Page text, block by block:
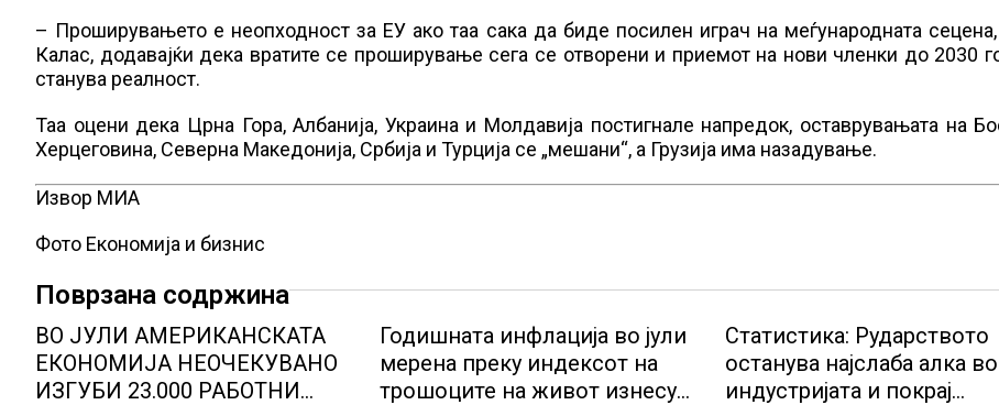
– Проширувањето е неопходност за ЕУ ако таа сака да биде посилен играч на меѓународната
Калас, додавајќи дека вратите се проширување сега се отворени и приемот на нови членки до 2030
станува реалност.
Таа оцени дека Црна Гора, Албанија, Украина и Молдавија постигнале напредок, оставрувањата на
Херцеговина, Северна Македонија, Србија и Турција се „мешани“, а Грузија има назадување.
Извор МИА
Фото Економија и бизнис
Поврзана содржина
ВО ЈУЛИ АМЕРИКАНСКАТА
ЕКОНОМИЈА НЕОЧЕКУВАНО
ИЗГУБИ 23.000 РАБОТНИ
Годишната инфлација во јули
мерена преку индексот на
трошоците на живот изнесува
Статистика: Рударството
останува најслаба алка во
индустријата и покрај